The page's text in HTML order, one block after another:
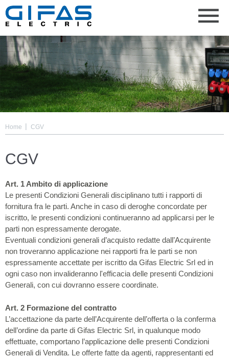
Home | CGV
CGV
Art. 1 Ambito di applicazione
Le presenti Condizioni Generali disciplinano tutti i rapporti di
fornitura fra le parti. Anche in caso di deroghe concordate per
iscritto, le presenti condizioni continueranno ad applicarsi per le
parti non espressamente derogate.
Eventuali condizioni generali d’acquisto redatte dall’Acquirente
non troveranno applicazione nei rapporti fra le parti se non
espressamente accettate per iscritto da Gifas Electric Srl ed in
ogni caso non invalideranno l'efficacia delle presenti Condizioni
Generali, con cui dovranno essere coordinate.
Art. 2 Formazione del contratto
L’accettazione da parte dell’Acquirente dell’offerta o la conferma
dell’ordine da parte di Gifas Electric Srl, in qualunque modo
effettuate, comportano l’applicazione delle presenti Condizioni
Generali di Vendita. Le offerte fatte da agenti, rappresentanti ed